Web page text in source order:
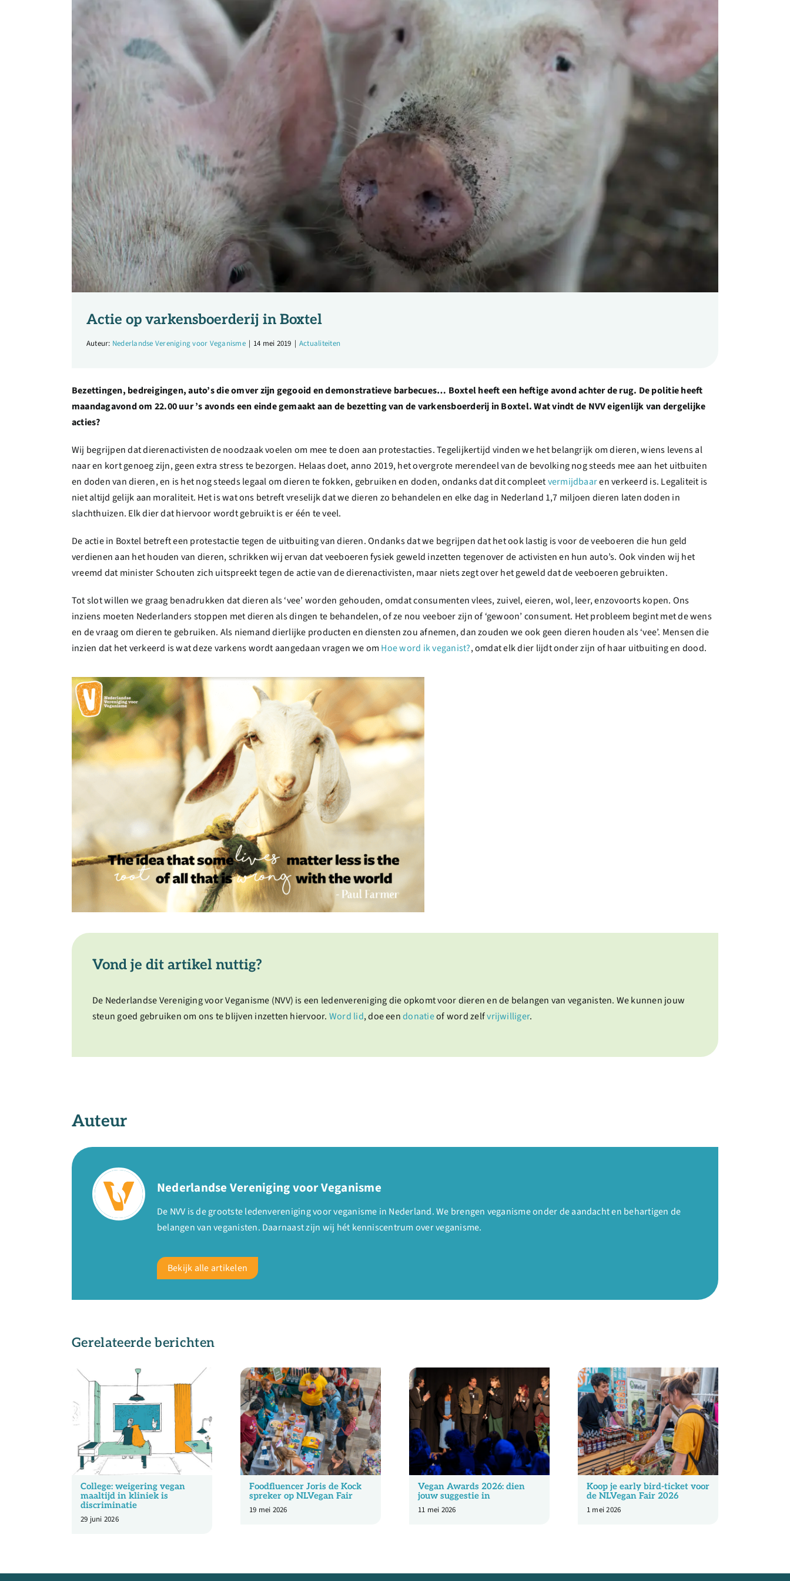
Actie op varkensboerderij in Boxtel
Auteur: Nederlandse Vereniging voor Veganisme | 14 mei 2019 | Actualiteiten
Bezettingen, bedreigingen, auto’s die omver zijn gegooid en demonstratieve barbecues… Boxtel heeft een heftige avond achter de rug. De politie heeft
maandagavond om 22.00 uur ’s avonds een einde gemaakt aan de bezetting van de varkensboerderij in Boxtel. Wat vindt de NVV eigenlijk van dergelijke
acties?
Wij begrijpen dat dierenactivisten de noodzaak voelen om mee te doen aan protestacties. Tegelijkertijd vinden we het belangrijk om dieren, wiens levens al
naar en kort genoeg zijn, geen extra stress te bezorgen. Helaas doet, anno 2019, het overgrote merendeel van de bevolking nog steeds mee aan het uitbuiten
en doden van dieren, en is het nog steeds legaal om dieren te fokken, gebruiken en doden, ondanks dat dit compleetvermijdbaaren verkeerd is. Legaliteit is
niet altijd gelijk aan moraliteit. Het is wat ons betreft vreselijk dat we dieren zo behandelen en elke dag in Nederland 1,7 miljoen dieren laten doden in
slachthuizen. Elk dier dat hiervoor wordt gebruikt is er één te veel.
De actie in Boxtel betreft een protestactie tegen de uitbuiting van dieren. Ondanks dat we begrijpen dat het ook lastig is voor de veeboeren die hun geld
verdienen aan het houden van dieren, schrikken wij ervan dat veeboeren fysiek geweld inzetten tegenover de activisten en hun auto’s. Ook vinden wij het
vreemd dat minister Schouten zich uitspreekt tegen de actie van de dierenactivisten, maar niets zegt over het geweld dat de veeboeren gebruikten.
Tot slot willen we graag benadrukken dat dieren als ‘vee’ worden gehouden, omdat consumenten vlees, zuivel, eieren, wol, leer, enzovoorts kopen. Ons
inziens moeten Nederlanders stoppen met dieren als dingen te behandelen, of ze nou veeboer zijn of ‘gewoon’ consument. Het probleem begint met de wens
en de vraag om dieren te gebruiken. Als niemand dierlijke producten en diensten zou afnemen, dan zouden we ook geen dieren houden als ‘vee’. Mensen die
inzien dat het verkeerd is wat deze varkens wordt aangedaan vragen we om Hoe word ik veganist?, omdat elk dier lijdt onder zijn of haar uitbuiting en dood.
Vond je dit artikel nuttig?
De Nederlandse Vereniging voor Veganisme (NVV) is een ledenvereniging die opkomt voor dieren en de belangen van veganisten. We kunnen jouw
steun goed gebruiken om ons te blijven inzetten hiervoor. Word lid, doe eendonatieof word zelfvrijwilliger.
Auteur
Nederlandse Vereniging voor Veganisme
De NVV is de grootste ledenvereniging voor veganisme in Nederland. We brengen veganisme onder de aandacht en behartigen de
belangen van veganisten. Daarnaast zijn wij hét kenniscentrum over veganisme.
Bekijk alle artikelen
Gerelateerde berichten
College: weigering vegan
maaltijd in kliniek is
discriminatie
29 juni 2026
Foodfluencer Joris de Kock
spreker op NLVegan Fair
19 mei 2026
Vegan Awards 2026: dien
jouw suggestie in
11 mei 2026
Koop je early bird-ticket voor
de NLVegan Fair 2026
1 mei 2026